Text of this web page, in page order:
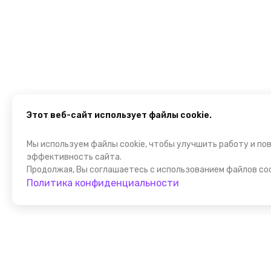
Этот веб-сайт использует файлы cookie.
Мы используем файлы cookie, чтобы улучшить работу и
эффективность сайта.
Продолжая, Вы соглашаетесь с использованием файлов
Политика конфиденциальности